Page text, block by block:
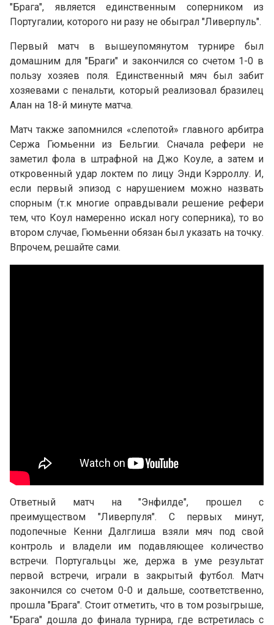
"Брага", является единственным соперником из
Португалии, которого ни разу не обыграл "Ливерпуль".
Первый матч в вышеупомянутом турнире был
домашним для "Браги" и закончился со счетом 1-0 в
пользу хозяев поля. Единственный мяч был забит
хозяевами с пенальти, который реализовал бразилец
Алан на 18-й минуте матча.
Матч также запомнился «слепотой» главного арбитра
Сержа Гюмьенни из Бельгии. Сначала рефери не
заметил фола в штрафной на Джо Коуле, а затем и
откровенный удар локтем по лицу Энди Кэрроллу. И,
если первый эпизод с нарушением можно назвать
спорным (т.к многие оправдывали решение рефери
тем, что Коул намеренно искал ногу соперника), то во
втором случае, Гюмьенни обязан был указать на точку.
Впрочем, решайте сами.
Ответный матч на "Энфилде", прошел с
преимуществом "Ливерпуля". С первых минут,
подопечные Кенни Далглиша взяли мяч под свой
контроль и владели им подавляющее количество
встречи. Португальцы же, держа в уме результат
первой встречи, играли в закрытый футбол. Матч
закончился со счетом 0-0 и дальше, соответственно,
прошла "Брага". Стоит отметить, что в том розыгрыше,
"Брага" дошла до финала турнира, где встретилась с